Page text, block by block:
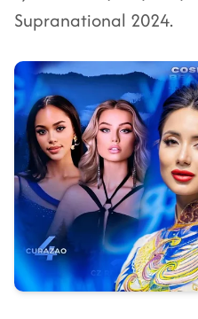
Supranational 2024.